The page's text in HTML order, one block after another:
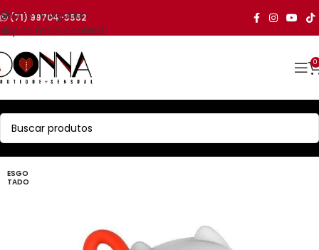
Skip to navigation
Skip to main content
(71) 99704-3552
0
ESGO
TADO